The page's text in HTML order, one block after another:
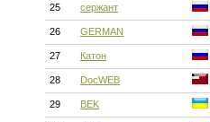
25 сержант
26 GERMAN
27 Катон
28 DocWEB
29 BEK